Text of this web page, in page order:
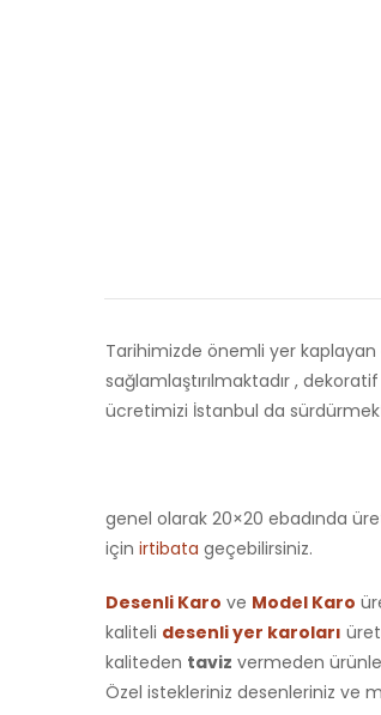
Tarihimizde önemli yer
sağlamlaştırılmaktadır ,
ücretimizi İstanbul da
genel olarak 20×20 ebadında
için irtibata geçebilirsiniz.
Desenli Karo ve Model Karo
kaliteli desenli yer karoları
kaliteden taviz vermeden
Özel istekleriniz desenleriniz ve